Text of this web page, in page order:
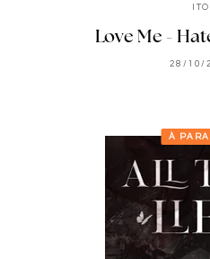
ITO
Love Me -
28/10/
À